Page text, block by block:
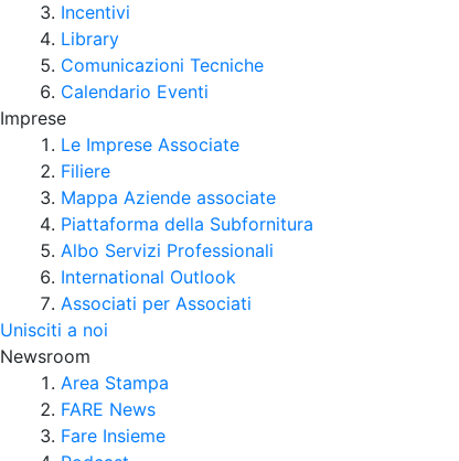
Incentivi
Library
Comunicazioni Tecniche
Calendario Eventi
Imprese
Le Imprese Associate
Filiere
Mappa Aziende associate
Piattaforma della Subfornitura
Albo Servizi Professionali
International Outlook
Associati per Associati
Unisciti a noi
Newsroom
Area Stampa
FARE News
Fare Insieme